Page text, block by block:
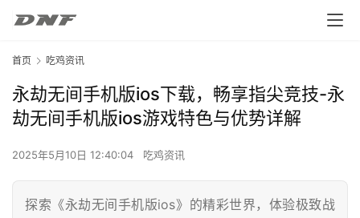
首页 吃鸡资讯
永劫无间手机版ios下载，畅享指尖竞技-永
劫无间手机版ios游戏特色与优势详解
2025年5月10日 12:40:04 吃鸡资讯
探索《永劫无间手机版ios》的精彩世界，体验极致战